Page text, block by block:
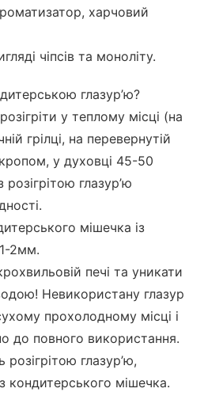
харчовий
чіпсів та моноліту.
глазур’ю?
у теплому місці (на
грілці, на перевернутій
у духовці 45-50
глазур’ю
мішечка із
1-2мм.
печі та уникати
Невикористану глазур
прохолодному місці і
до повного використання.
глазур’ю,
кондитерського мішечка.